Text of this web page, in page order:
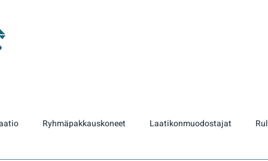
Ryhmäpakkauskoneet Laatikonmuodostajat